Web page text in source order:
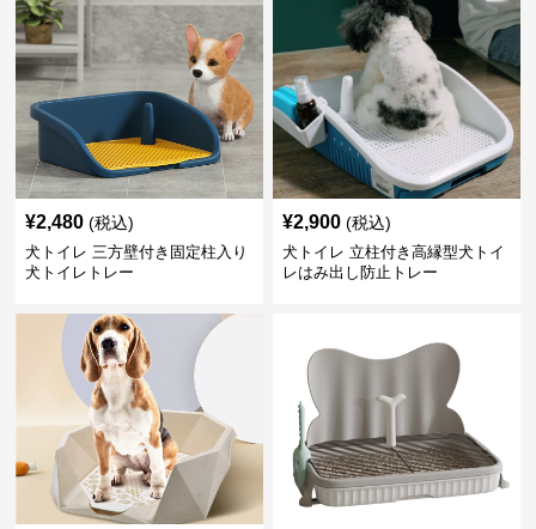
¥2,480 (税込)
犬トイレ 三方壁付き固定柱入り
犬トイレトレー
¥2,900 (税込)
犬トイレ 立柱付き高縁型犬トイ
レはみ出し防止トレー